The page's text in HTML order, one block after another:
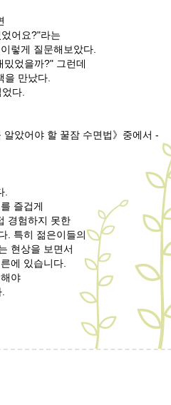
어요?"라는
렇게 질문해보았다.
었을까?" 그런데
을 만났다.
다.
았어야 할 꿀잠 수면법》중에서 -
.
즐겁게
경험하지 못한
. 특히 젊은이들의
현상을 보면서
에 있습니다.
야
.